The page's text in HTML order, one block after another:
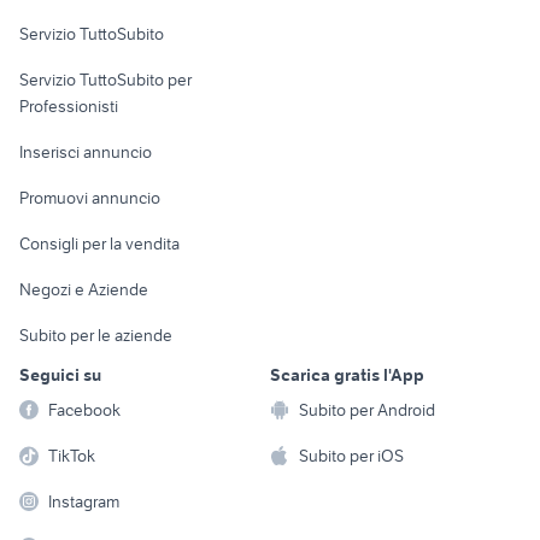
Informatica
Console e
Fotografia
Telefonia
Biciclette
Servizio TuttoSubito
Servizio TuttoSubito per
Professionisti
Inserisci annuncio
Promuovi annuncio
Consigli per la vendita
Negozi e Aziende
Subito per le aziende
Seguici su
Facebook
TikTok
Instagram
Scarica gratis l'App
Subito per Android
Subito per iOS